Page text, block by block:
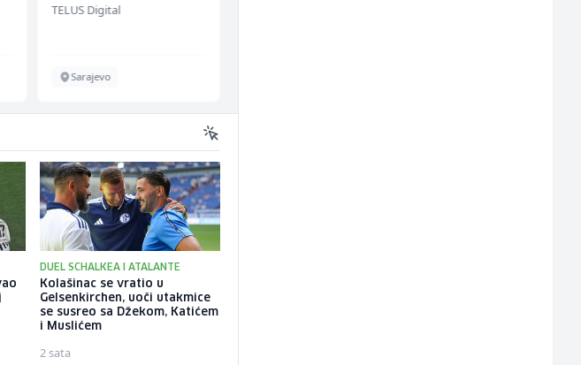
renommiertes
TELUS Digital
Sarajevo
DUEL SCHALKEA I ATALANTE
Kolašinac se vratio u
Gelsenkirchen, uoči utakmice
se susreo sa Džekom, Katićem
i Muslićem
2 sata